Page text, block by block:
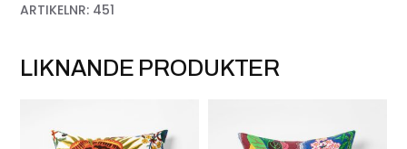
ARTIKELNR: 451
LIKNANDE PRODUKTER